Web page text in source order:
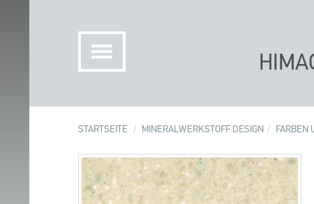
STARTSEITE MINERALWERKSTOFF DESIGN FARBEN